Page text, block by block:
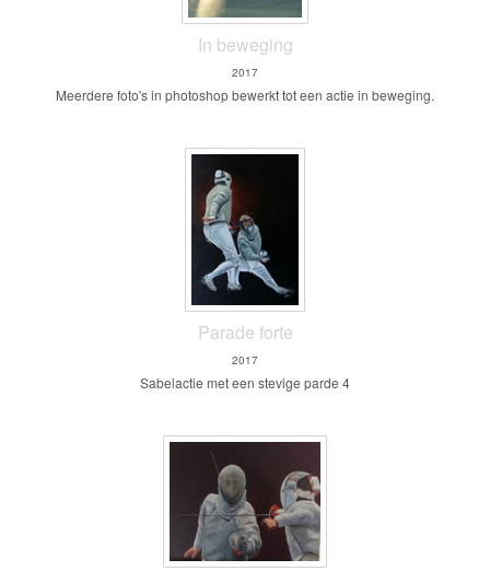
In beweging
2017
Meerdere foto's in photoshop bewerkt tot een actie in beweging.
Parade forte
2017
Sabelactie met een stevige parde 4